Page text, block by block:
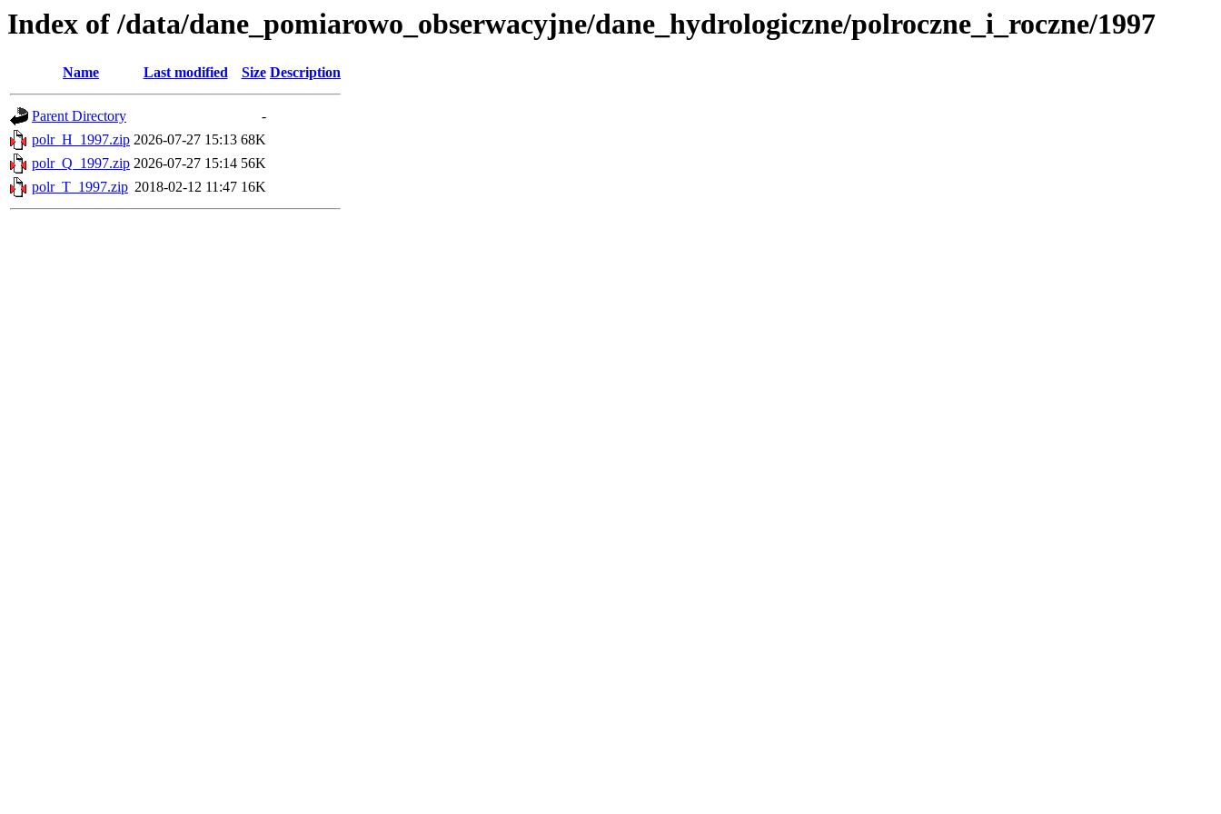
Index of /data/dane_pomiarowo_obserwacyjne/dane_hydrologiczne/polroczne_i_roczne/1997
Name Last modified Size Description
Parent Directory
-
polr_H_1997.zip 2026-07-27 15:13 68K
polr_Q_1997.zip 2026-07-27 15:14 56K
polr_T_1997.zip 2018-02-12 11:47 16K